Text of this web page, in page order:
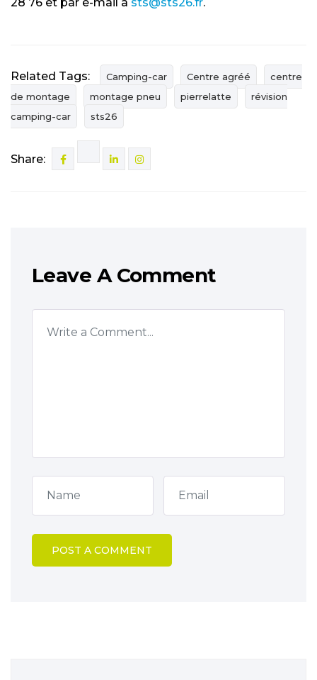
Related Tags: Camping-car Centre agréé
centre
de montage
montage pneu pierrelatte
révision
camping-car
sts26
Share:
Leave A Comment